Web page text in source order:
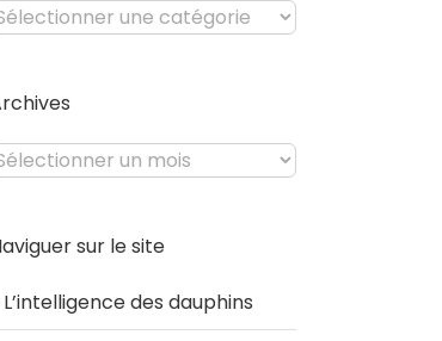
sur le site
L’intelligence des dauphins